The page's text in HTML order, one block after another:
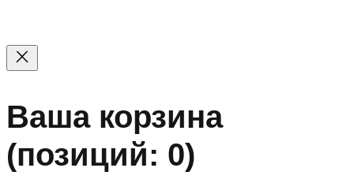
Ваша корзина
(позиций: 0)